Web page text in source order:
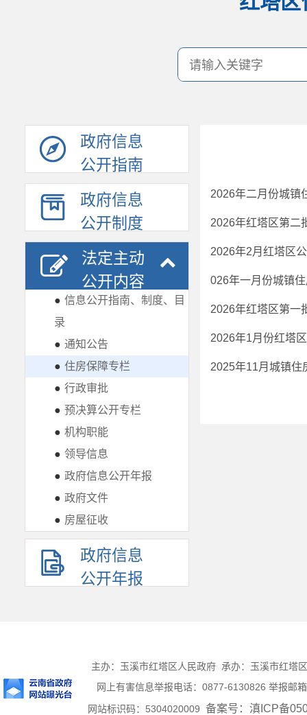
政府信息
公开指南
政府信息
公开制度
法定主动
公开内容
● 信息公开指南、制度、目
录
● 通知公告
● 住房保障专栏
● 行政审批
● 预决算公开专栏
● 机构职能
● 领导信息
● 政府信息公开年报
● 政府文件
● 房屋征收
政府信息
公开年报
2026年二月份城镇
2026年红塔区第二
2026年2月红塔区
026年一月份城镇
2026年红塔区第一
2026年1月份红塔
2025年11月城镇住
主办：玉溪市红塔区人民政府 承办：玉溪市红塔
网上有害信息举报电话：0877-6130826 举报邮
网站标识码：5304020009 备案号：滇ICP备